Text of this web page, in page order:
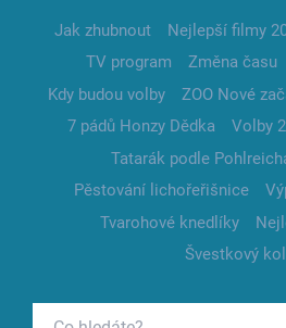
Jak zhubnout Nejlepší filmy
TV program
Změna času
Kdy budou volby
ZOO Nové
7 pádů Honzy Dědka
Volby
Tatarák podle
Pěstování lichořeřišnice
Tvarohové knedlíky
Švestkový